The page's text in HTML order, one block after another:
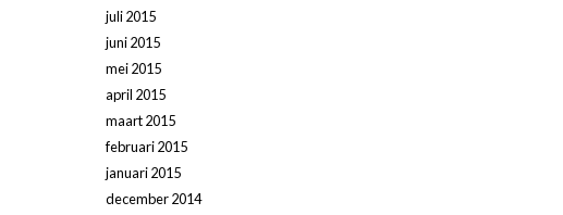
juli 2015
juni 2015
mei 2015
april 2015
maart 2015
februari 2015
januari 2015
december 2014